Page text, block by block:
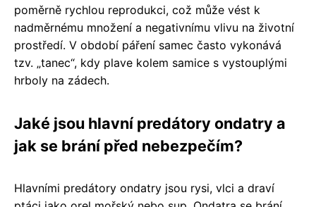
poměrně rychlou reprodukci, což může vést k
nadměrnému množení a negativnímu vlivu na životní
prostředí. V období páření samec často vykonává
tzv. „tanec“, kdy plave kolem samice s vystouplými
hrboly na zádech.
Jaké jsou hlavní predátory ondatry a
jak se brání před nebezpečím?
Hlavními predátory ondatry jsou rysi, vlci a draví